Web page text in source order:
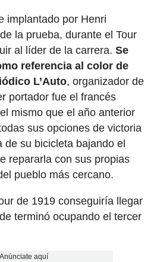
implantado por Henri
la prueba, durante el Tour
al líder de la carrera. Se
referencia al color de
L’Auto, organizador de
portador fue el francés
mismo que el año anterior
sus opciones de victoria
su bicicleta bajando el
repararla con sus propias
pueblo más cercano.
de 1919 conseguiría llegar
terminó ocupando el tercer
Anúnciate aquí